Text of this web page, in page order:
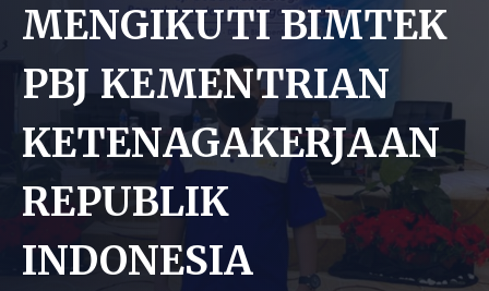
MENGIKUTI BIMTEK
PBJ KEMENTRIAN
KETENAGAKERJAAN
REPUBLIK
INDONESIA